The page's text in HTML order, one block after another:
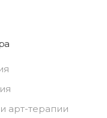
арт-терапии